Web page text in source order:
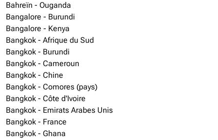
Bahreïn - Ouganda
Bangalore - Burundi
Bangalore - Kenya
Bangkok - Afrique du Sud
Bangkok - Burundi
Bangkok - Cameroun
Bangkok - Chine
Bangkok - Comores (pays)
Bangkok - Côte d'Ivoire
Bangkok - Emirats Arabes Unis
Bangkok - France
Bangkok - Ghana